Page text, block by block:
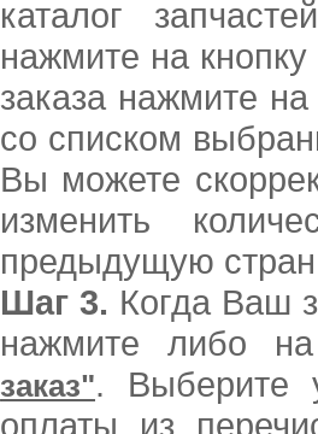
каталог
нажмите на
заказа нажмите
со списком
Вы можете
изменить
предыдущую
Шаг 3. Когда Ваш
нажмите либо
заказ". Выберите
оплаты из